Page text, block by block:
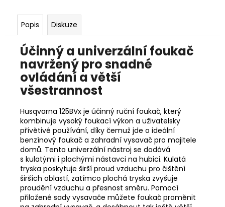
Popis Diskuze
Účinný a univerzální foukač
navržený pro snadné
ovládání a větší
všestrannost
Husqvarna 125BVx je účinný ruční foukač, který
kombinuje vysoký foukací výkon a uživatelsky
přívětivé používání, díky čemuž jde o ideální
benzínový foukač a zahradní vysavač pro majitele
domů. Tento univerzální nástroj se dodává
s kulatými i plochými nástavci na hubici. Kulatá
tryska poskytuje širší proud vzduchu pro čištění
širších oblastí, zatímco plochá tryska zvyšuje
proudění vzduchu a přesnost směru. Pomocí
přiložené sady vysavače můžete foukač proměnit
e
STIHL
MS
CARVING
11462000059
890
Kč
Původně:
590